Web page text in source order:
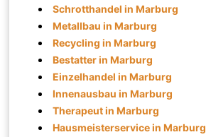
Schrotthandel in Marburg
Metallbau in Marburg
Recycling in Marburg
Bestatter in Marburg
Einzelhandel in Marburg
Innenausbau in Marburg
Therapeut in Marburg
Hausmeisterservice in Marburg